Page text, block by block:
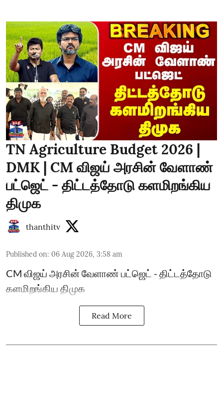
TN Agriculture Budget 2026 |
DMK | CM விஜய் அரசின் வேளாண்
பட்ஜெட் - திட்டத்தோடு களமிறங்கிய
திமுக
thanthitv
Published on: 06 Aug 2026, 3:58 am
CM விஜய் அரசின் வேளாண் பட்ஜெட் - திட்டத்தோடு
களமிறங்கிய திமுக
Read More